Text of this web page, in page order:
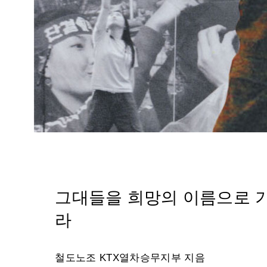
그대들을 희망의 이름으로
라
철도노조 KTX열차승무지부 지음